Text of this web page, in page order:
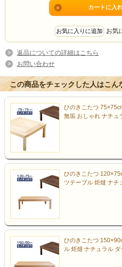
家族の集合場所にな
総檜製のこたつです
お気
返品についての詳細はこちら
お問い合わせ
この商品をチェックした人はこん
ひのきこたつ
無垢 おしゃれ ナチュ
ひのきこたつ
ツテーブル 炬燵 ナチ
ひのきこたつ
ル 炬燵 ナチュラル